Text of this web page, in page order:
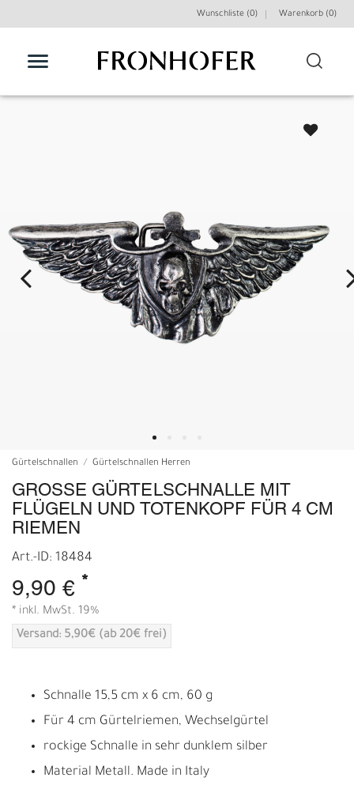
Wunschliste (0) Warenkorb (0)
Gürtelschnallen Gürtelschnallen Herren
GROSSE GÜRTELSCHNALLE MIT F
LÜGELN UND TOTENKOPF FÜR 4 CM R
IEMEN
Art.-ID: 18484
9,90 € *
* inkl. MwSt. 19%
Versand: 5,90€ (ab 20€ frei)
Schnalle 15,5 cm x 6 cm, 60 g
Für 4 cm Gürtelriemen, Wechselgürtel
rockige Schnalle in sehr dunklem silber
Material Metall. Made in Italy